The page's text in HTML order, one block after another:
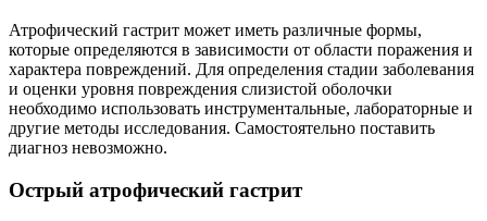
Атрофический гастрит может иметь различные формы,
которые определяются в зависимости от области поражения и
характера повреждений. Для определения стадии заболевания
и оценки уровня повреждения слизистой оболочки
необходимо использовать инструментальные, лабораторные и
другие методы исследования. Самостоятельно поставить
диагноз невозможно.
Острый атрофический гастрит